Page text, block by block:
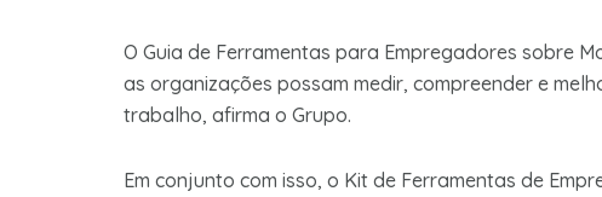
O Guia de Ferramentas para Empregadores sobre
as organizações possam medir, compreender e
trabalho, afirma o Grupo.
Em conjunto com isso, o Kit de Ferramentas de